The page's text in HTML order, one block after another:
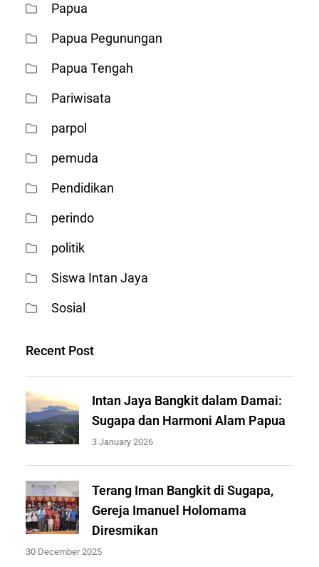
Papua
Papua Pegunungan
Papua Tengah
Pariwisata
parpol
pemuda
Pendidikan
perindo
politik
Siswa Intan Jaya
Sosial
Recent Post
Intan Jaya Bangkit dalam Damai:
Sugapa dan Harmoni Alam Papua
3 January 2026
Terang Iman Bangkit di Sugapa,
Gereja Imanuel Holomama
Diresmikan
30 December 2025